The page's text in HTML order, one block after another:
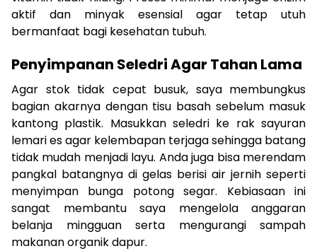
aktif dan minyak esensial agar tetap utuh
bermanfaat bagi kesehatan tubuh.
Penyimpanan Seledri Agar Tahan Lama
Agar stok tidak cepat busuk, saya membungkus
bagian akarnya dengan tisu basah sebelum masuk
kantong plastik. Masukkan seledri ke rak sayuran
lemari es agar kelembapan terjaga sehingga batang
tidak mudah menjadi layu. Anda juga bisa merendam
pangkal batangnya di gelas berisi air jernih seperti
menyimpan bunga potong segar. Kebiasaan ini
sangat membantu saya mengelola anggaran
belanja mingguan serta mengurangi sampah
makanan organik dapur.